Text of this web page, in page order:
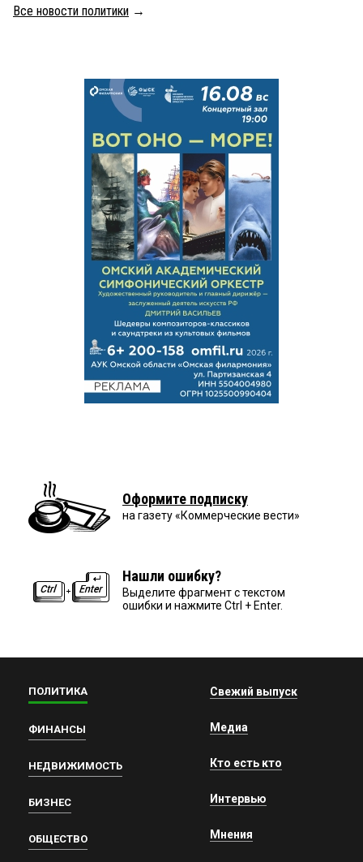
Все новости политики →
Оформите подписку
на газету «Коммерческие вести»
Нашли ошибку?
Выделите фрагмент с текстом
ошибки и нажмите Ctrl + Enter.
ПОЛИТИКА
ФИНАНСЫ
НЕДВИЖИМОСТЬ
БИЗНЕС
ОБЩЕСТВО
Свежий выпуск
Медиа
Кто есть кто
Интервью
Мнения